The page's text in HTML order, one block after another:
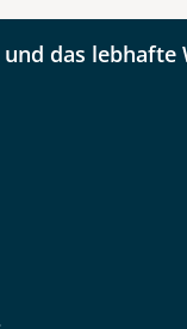
das lebhafte